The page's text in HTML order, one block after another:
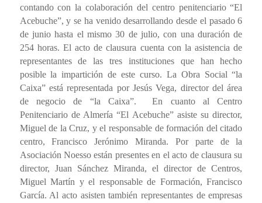
contando con la colaboración del centro penitenciario “El
Acebuche”, y se ha venido desarrollando desde el pasado 6
de junio hasta el mismo 30 de julio, con una duración de
254 horas. El acto de clausura cuenta con la asistencia de
representantes de las tres instituciones que han hecho
posible la impartición de este curso. La Obra Social “la
Caixa” está representada por Jesús Vega, director del área
de negocio de “la Caixa”.
En cuanto al Centro
Penitenciario de Almería “El Acebuche” asiste su director,
Miguel de la Cruz, y el responsable de formación del citado
centro, Francisco Jerónimo Miranda. Por parte de la
Asociación Noesso están presentes en el acto de clausura su
director, Juan Sánchez Miranda, el director de Centros,
Miguel Martín y el responsable de Formación, Francisco
García. Al acto asisten también representantes de empresas